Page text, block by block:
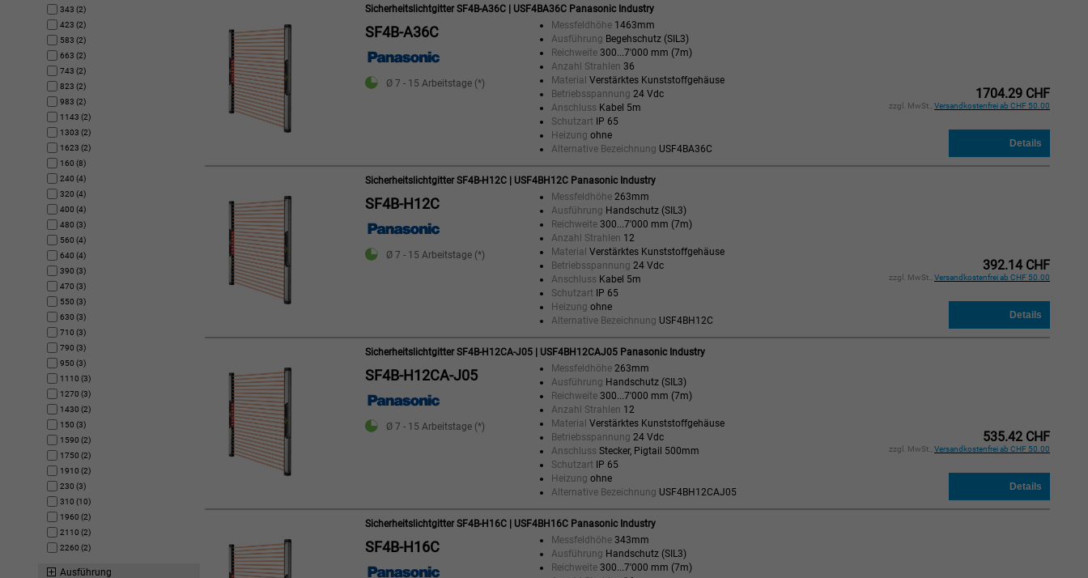
343 (2)
423 (2)
583 (2)
663 (2)
743 (2)
823 (2)
983 (2)
1143 (2)
1303 (2)
1623 (2)
160 (8)
240 (4)
320 (4)
400 (4)
480 (3)
560 (4)
640 (4)
390 (3)
470 (3)
550 (3)
630 (3)
710 (3)
790 (3)
950 (3)
1110 (3)
1270 (3)
1430 (2)
150 (3)
1590 (2)
1750 (2)
1910 (2)
230 (3)
310 (10)
1960 (2)
2110 (2)
2260 (2)
Ausführung
Sicherheitslichtgitter SF4B-A36C | USF4BA36C Panasonic Industry
SF4B-A36C
Ø 7 - 15 Arbeitstage (*)
Messfeldhöhe 1463mm
Ausführung Begehschutz (SIL3)
Reichweite 300...7'000 mm (7m)
Anzahl Strahlen 36
Material Verstärktes Kunststoffgehäuse
Betriebsspannung 24 Vdc
Anschluss Kabel 5m
Schutzart
IP 65
Heizung ohne
Alternative Bezeichnung USF4BA36C
1704.29 CHF
zzgl. MwSt., Versandkostenfrei ab CHF 50.00
Sicherheitslichtgitter SF4B-H12C | USF4BH12C Panasonic Industry
SF4B-H12C
Ø 7 - 15 Arbeitstage (*)
Messfeldhöhe 263mm
Ausführung Handschutz (SIL3)
Reichweite 300...7'000 mm (7m)
Anzahl Strahlen 12
Material Verstärktes Kunststoffgehäuse
Betriebsspannung 24 Vdc
Anschluss Kabel 5m
Schutzart
IP 65
Heizung ohne
Alternative Bezeichnung USF4BH12C
392.14 CHF
zzgl. MwSt., Versandkostenfrei ab CHF 50.00
Sicherheitslichtgitter SF4B-H12CA-J05 | USF4BH12CAJ05 Panasonic Industry
SF4B-H12CA-J05
Ø 7 - 15 Arbeitstage (*)
Messfeldhöhe 263mm
Ausführung Handschutz (SIL3)
Reichweite 300...7'000 mm (7m)
Anzahl Strahlen 12
Material Verstärktes Kunststoffgehäuse
Betriebsspannung 24 Vdc
Anschluss Stecker, Pigtail 500mm
Schutzart
IP 65
Heizung ohne
Alternative Bezeichnung USF4BH12CAJ05
535.42 CHF
zzgl. MwSt., Versandkostenfrei ab CHF 50.00
Sicherheitslichtgitter SF4B-H16C | USF4BH16C Panasonic Industry
SF4B-H16C Messfeldhöhe 343mm
Ausführung Handschutz (SIL3)
Reichweite 300...7'000 mm (7m)